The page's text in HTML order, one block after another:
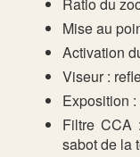
Ratio du
Mise au
Activation
Viseur :
Exposition
Filtre CCA
sabot de la